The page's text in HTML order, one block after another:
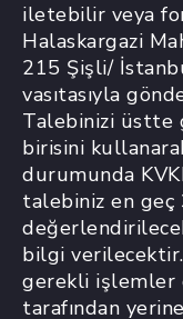
iletebilir veya
Halaskargazi
215 Şişli/
vasıtasıyla
Talebinizi üstte
birisini
durumunda
talebiniz en geç
bilgi
gerekli işlemler
tarafından